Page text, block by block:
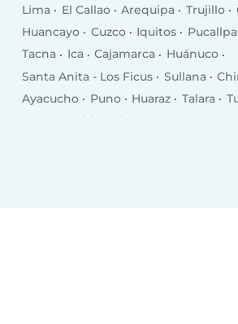
Lima El Callao Arequipa Trujillo
Huancayo
Cuzco Iquitos Pucallpa
Tacna
Ica Cajamarca
Huánuco
Santa Anita - Los Ficus
Sullana
Ayacucho
Puno Huaraz Talara
Puerto Maldonado
Breña